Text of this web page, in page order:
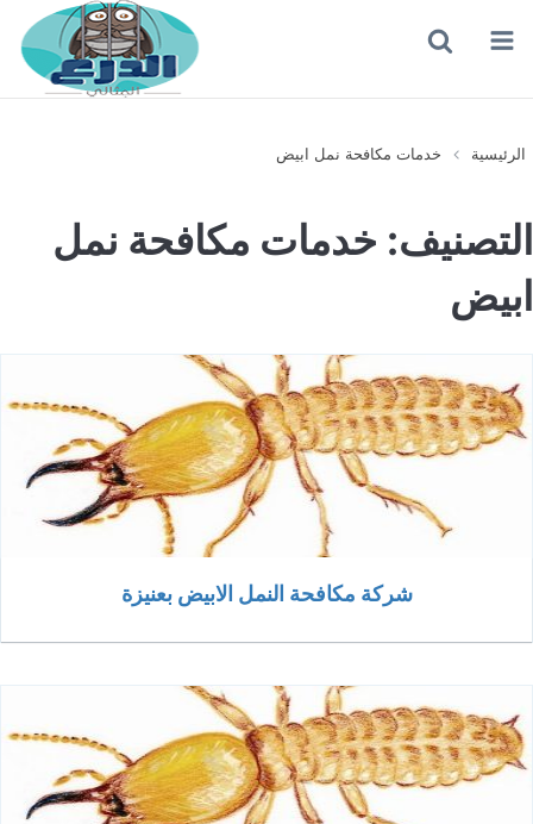
القائمة
الرئيسية خدمات مكافحة نمل ابيض
التصنيف: خدمات مكافحة نمل
ابيض
شركة مكافحة النمل الابيض بعنيزة